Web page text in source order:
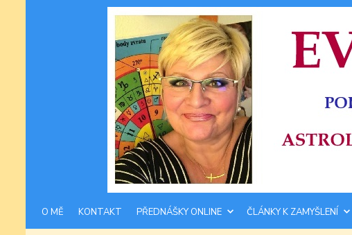
O MĚ KONTAKT PŘEDNÁŠKY ONLINE ČLÁNKY K ZAMYŠLENÍ